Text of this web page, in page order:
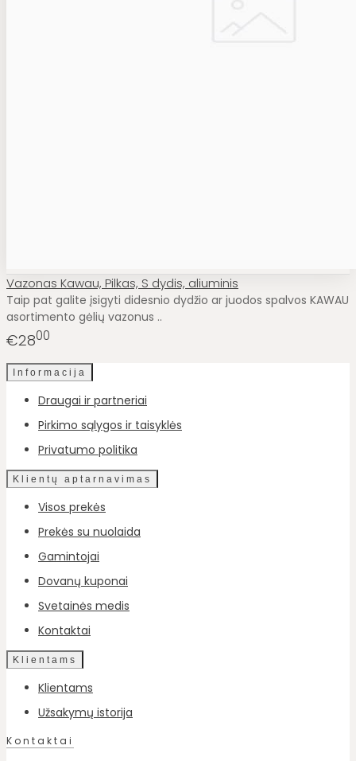
Vazonas Kawau, Pilkas, S dydis, aliuminis
Taip pat galite įsigyti didesnio dydžio ar juodos spalvos KAWAU
asortimento gėlių vazonus ..
€2800
Informacija
Draugai ir partneriai
Pirkimo sąlygos ir taisyklės
Privatumo politika
Klientų aptarnavimas
Visos prekės
Prekės su nuolaida
Gamintojai
Dovanų kuponai
Svetainės medis
Kontaktai
Klientams
Klientams
Užsakymų istorija
Kontaktai